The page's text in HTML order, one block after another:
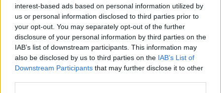
interest-based ads based on personal information utilized by
us or personal information disclosed to third parties prior to
your opt-out. You may separately opt-out of the further
disclosure of your personal information by third parties on the
IAB’s list of downstream participants. This information may
also be disclosed by us to third parties on the IAB’s List of
Downstream Participants that may further disclose it to other
Klaipėdoje šiemet taip pat bankrutavo ne
viena maža krovinių pervežimo bendrovė.